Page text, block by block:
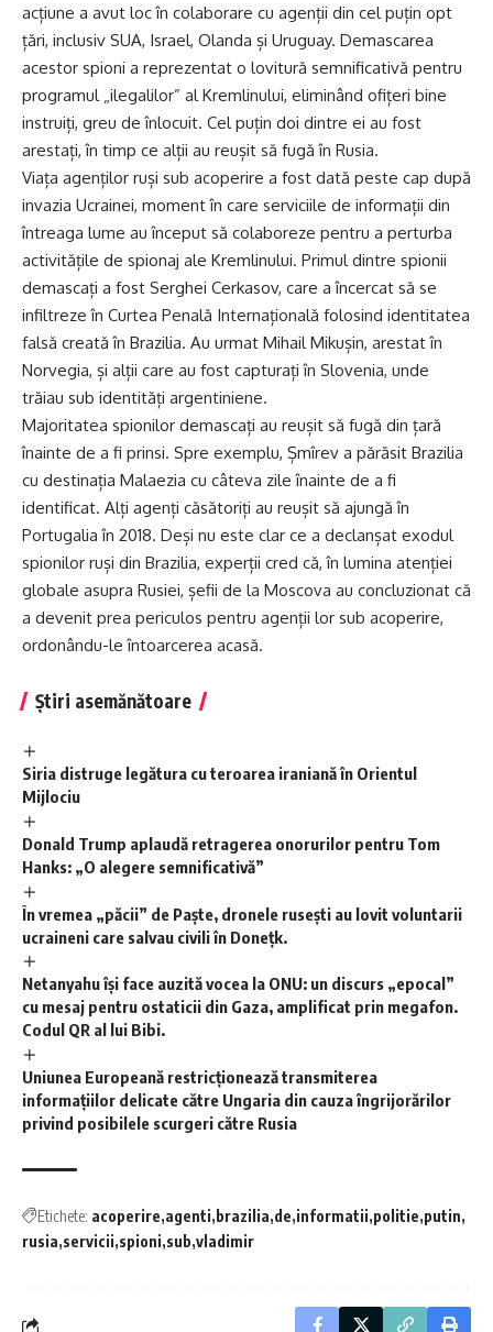
acțiune a avut loc în colaborare cu agenții din cel puțin opt
țări, inclusiv SUA, Israel, Olanda și Uruguay. Demascarea
acestor spioni a reprezentat o lovitură semnificativă pentru
programul „ilegalilor” al Kremlinului, eliminând ofițeri bine
instruiți, greu de înlocuit. Cel puțin doi dintre ei au fost
arestați, în timp ce alții au reușit să fugă în Rusia.
Viața agenților ruși sub acoperire a fost dată peste cap după
invazia Ucrainei, moment în care serviciile de informații din
întreaga lume au început să colaboreze pentru a perturba
activitățile de spionaj ale Kremlinului. Primul dintre spionii
demascați a fost Serghei Cerkasov, care a încercat să se
infiltreze în Curtea Penală Internațională folosind identitatea
falsă creată în Brazilia. Au urmat Mihail Mikușin, arestat în
Norvegia, și alții care au fost capturați în Slovenia, unde
trăiau sub identități argentiniene.
Majoritatea spionilor demascați au reușit să fugă din țară
înainte de a fi prinsi. Spre exemplu, Șmîrev a părăsit Brazilia
cu destinația Malaezia cu câteva zile înainte de a fi
identificat. Alți agenți căsătoriți au reușit să ajungă în
Portugalia în 2018. Deși nu este clar ce a declanșat exodul
spionilor ruși din Brazilia, experții cred că, în lumina atenției
globale asupra Rusiei, șefii de la Moscova au concluzionat că
a devenit prea periculos pentru agenții lor sub acoperire,
ordonându-le întoarcerea acasă.
Știri asemănătoare
Siria distruge legătura cu teroarea iraniană în Orientul
Mijlociu
Donald Trump aplaudă retragerea onorurilor pentru Tom
Hanks: „O alegere semnificativă”
În vremea „păcii” de Paște, dronele rusești au lovit voluntarii
ucraineni care salvau civili în Donețk.
Netanyahu își face auzită vocea la ONU: un discurs „epocal”
cu mesaj pentru ostaticii din Gaza, amplificat prin megafon.
Codul QR al lui Bibi.
Uniunea Europeană restricționează transmiterea
informațiilor delicate către Ungaria din cauza îngrijorărilor
privind posibilele scurgeri către Rusia
Etichete: acoperire agenti brazilia de informatii politie putin
rusia servicii spioni sub vladimir